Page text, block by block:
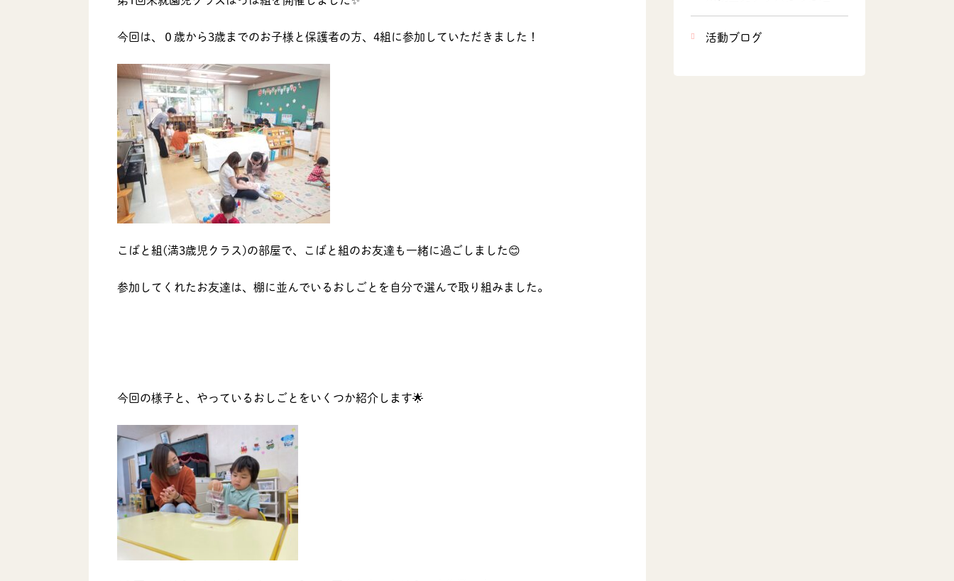
今回は、０歳から3歳までのお子様と保護者の方、4組に参加していただきました！
こばと組(満3歳児クラス)の部屋で、こばと組のお友達も一緒に過ごしました😊
参加してくれたお友達は、棚に並んでいるおしごとを自分で選んで取り組みました。
今回の様子と、やっているおしごとをいくつか紹介します🌟
活動ブログ